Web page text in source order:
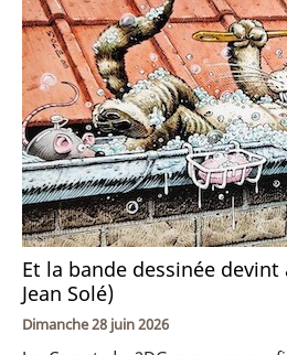
Et la bande dessinée
Jean Solé)
Dimanche 28 juin 2026